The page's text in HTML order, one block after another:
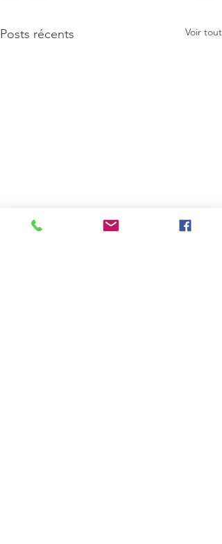
Posts récents Voir tout